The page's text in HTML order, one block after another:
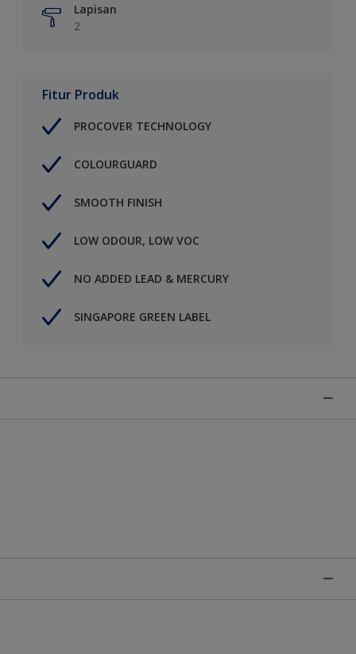
Lapisan
2
Fitur Produk
PROCOVER TECHNOLOGY
COLOURGUARD
SMOOTH FINISH
LOW ODOUR, LOW VOC
NO ADDED LEAD & MERCURY
SINGAPORE GREEN LABEL